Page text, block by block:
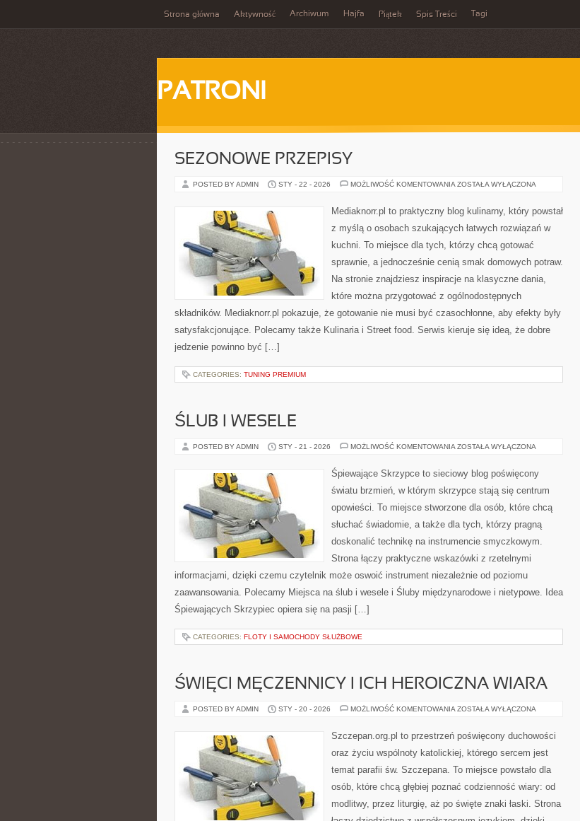
Strona główna Aktywność Archiwum Hajfa Piątek Spis Treści Tagi
PATRONI
SEZONOWE PRZEPISY
POSTED BY ADMIN STY - 22 - 2026 MOŻLIWOŚĆ KOMENTOWANIA SEZONOWE
ZOSTAŁA WYŁĄCZONA
Mediaknorr.pl to praktyczny blog kulinarny, który powstał
z myślą o osobach szukających łatwych rozwiązań w
kuchni. To miejsce dla tych, którzy chcą gotować
sprawnie, a jednocześnie cenią smak domowych potraw.
Na stronie znajdziesz inspiracje na klasyczne dania,
które można przygotować z ogólnodostępnych
składników. Mediaknorr.pl pokazuje, że gotowanie nie musi być czasochłonne, aby efekty były
satysfakcjonujące. Polecamy także Kulinaria i Street food. Serwis kieruje się ideą, że dobre
jedzenie powinno być […]
CATEGORIES: TUNING PREMIUM
ŚLUB I WESELE
POSTED BY ADMIN STY - 21 - 2026 MOŻLIWOŚĆ KOMENTOWANIA ŚLUB
ZOSTAŁA WYŁĄCZONA
Śpiewające Skrzypce to sieciowy blog poświęcony
światu brzmień, w którym skrzypce stają się centrum
opowieści. To miejsce stworzone dla osób, które chcą
słuchać świadomie, a także dla tych, którzy pragną
doskonalić technikę na instrumencie smyczkowym.
Strona łączy praktyczne wskazówki z rzetelnymi
informacjami, dzięki czemu czytelnik może oswoić instrument niezależnie od poziomu
zaawansowania. Polecamy Miejsca na ślub i wesele i Śluby międzynarodowe i nietypowe. Idea
Śpiewających Skrzypiec opiera się na pasji […]
CATEGORIES: FLOTY I SAMOCHODY SŁUŻBOWE
ŚWIĘCI MĘCZENNICY I ICH HEROICZNA WIARA
POSTED BY ADMIN STY - 20 - 2026 MOŻLIWOŚĆ KOMENTOWANIA ŚWIĘCI
HEROICZNA
ZOSTAŁA WYŁĄCZONA
Szczepan.org.pl to przestrzeń poświęcony duchowości
oraz życiu wspólnoty katolickiej, którego sercem jest
temat parafii św. Szczepana. To miejsce powstało dla
osób, które chcą głębiej poznać codzienność wiary: od
modlitwy, przez liturgię, aż po święte znaki łaski. Strona